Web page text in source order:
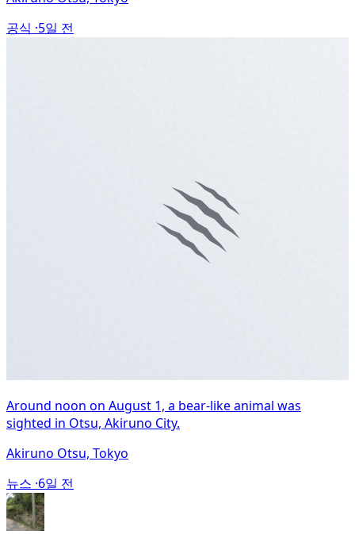
공식 ·5일 전
Around noon on August 1, a bear-like animal was
sighted in Otsu, Akiruno City.
Akiruno Otsu, Tokyo
뉴스 ·6일 전